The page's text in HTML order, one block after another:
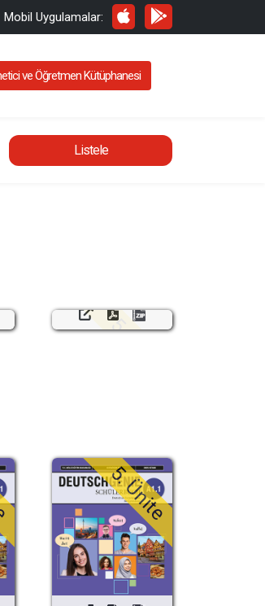
Mobil Uygulamalar:
ve Öğretmen Kütüphanesi
Listele
5. Ünite
5. Ünite